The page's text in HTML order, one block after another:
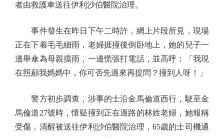
者由救護車送往伊利沙伯醫院治理。
事件發生在昨日下午二時許，網上片段所見，現場
正在下着毛毛細雨，老婦捱撞後倒卧地上，她的兒子一
邊舉傘為母親擋雨，一邊慌張打電話，並高呼：「我現
在照顧我媽媽中，你可否先過來再提問？撞到人呀！」
警方初步調查，涉事的士沿金馬倫道西行，駛至金
馬倫道27號時，懷疑撞到正在過路的林姓老婦，她報稱
受傷，清醒被送往伊利沙伯醫院治理，65歲的士司機通